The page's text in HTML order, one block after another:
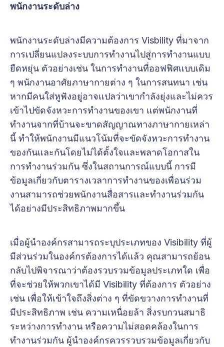
พนักงานระดับล่าง
พนักงานระดับล่างมีความต้องการ Visbility ที่มาจาก
การเปลี่ยนแปลงระบบการทำงานไปสู่การทำงานแบบ
ยืดหยุ่น ตัวอย่างเช่น ในการทำงานที่ออฟฟิศแบบเดิม
ๆ พนักงานอาศัยภาษากายต่าง ๆ ในการสนทนา เช่น
หากมีคนใส่หูฟังอยู่อาจแปลว่าเขากำลังยุ่งและไม่ควร
เข้าไปขัดจังหวะการทำงานของเขา แต่พนักงานที่
ทำงานจากที่บ้านจะขาดสัญญาณทางภาษากายเหล่า
นี้ ทำให้พนักงานมีแนวโน้มที่จะขัดจังหวะการทำงาน
ของกันและกันโดยไม่ได้ตั้งใจและพลาดโอกาสใน
การทำงานร่วมกัน ซึ่งในสถานการณ์แบบนี้ การมี
ข้อมูลเกี่ยวกับตารางเวลาการทำงานของเพื่อนร่วม
งานสามารถช่วยพนักงานสื่อสารและทำงานร่วมกัน
ได้อย่างมีประสิทธิภาพมากขึ้น
เมื่อผู้นำองค์กรสามารถระบุประเภทของ Visibility ที่ผู้
มีส่วนร่วมในองค์กรต้องการได้แล้ว คุณสามารถย้อน
กลับไปพิจารณาว่าต้องรวบรวมข้อมูลประเภทใด เพื่อ
ที่จะช่วยให้พวกเขาได้มี Visibility ที่ต้องการ ตัวอย่าง
เช่น เพื่อให้เข้าใจถึงสิ่งต่าง ๆ ที่ขัดขวางการทำงานที่
มีประสิทธิภาพ เช่น ความเหนื่อยล้า สิ่งรบกวนสมาธิ
ระหว่างการทำงาน หรือความไม่สอดคล้องในการ
ทำงานร่วมกัน ผู้นำองค์กรควรรวบรวมข้อมูลเกี่ยวกับ